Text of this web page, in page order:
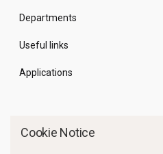
Departments
Useful links
Applications
Cookie Notice